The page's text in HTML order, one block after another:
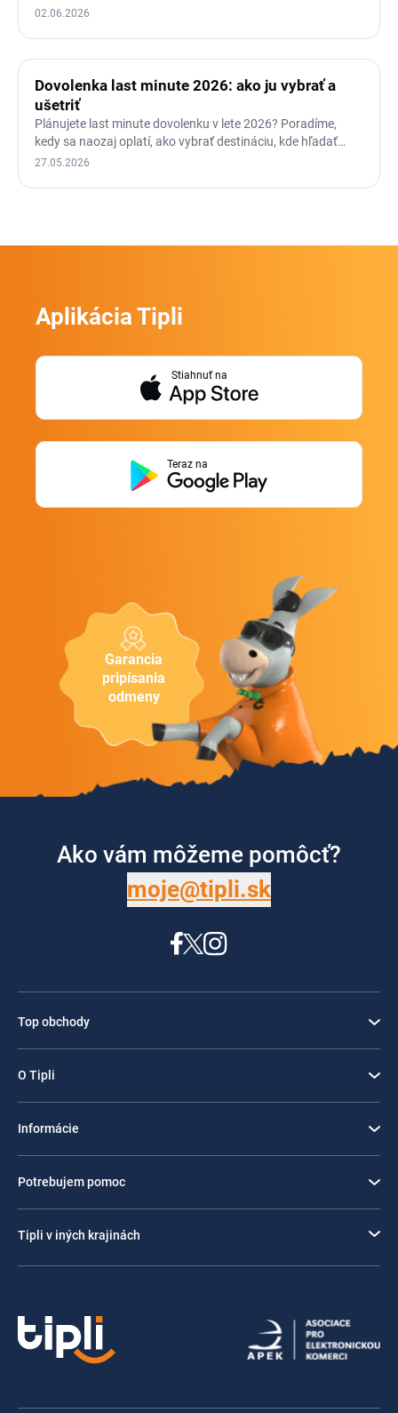
vyhnúť…
02.06.2026
Dovolenka last minute 2026: ako ju vybrať a
ušetriť
Plánujete last minute dovolenku v lete 2026? Poradíme,
kedy sa naozaj oplatí, ako vybrať destináciu, kde hľadať
ponuky…
27.05.2026
Garancia
pripísania
odmeny
Aplikácia Tipli
Stiahnuť na
Teraz na
Ako vám môžeme pomôcť?
moje@tipli.sk
Top obchody
O Tipli
Informácie
Potrebujem pomoc
Tipli v iných krajinách